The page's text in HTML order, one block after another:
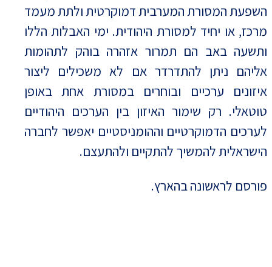
השפעת המסורת המערבית דמוקרטית ולתת מעמד
מרכז, או יחיד למסורת היהודית. ימי האבלות הללו
ותשעה באב הם תמרור אזהרה בוהק לתהומות
אליהם ניתן להתדרדר אם לא משכילים ליצור
איזונים ערכיים ובוחרים במסורת אחת באופן
טוטאלי. רק שימור האיזון בין הערכים היהודיים
לערכים הדמוקרטיים וההומניסטיים יאפשר לחברה
הישראלית להמשיך להתקיים ולהתעצם.
פורסם לראשונה בהארץ.